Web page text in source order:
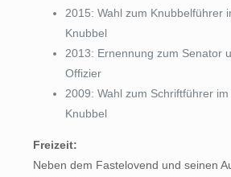
2015: Wahl zum Knubbelführer
Knubbel
2013: Ernennung zum Senator
Offizier
2009: Wahl zum Schriftführer im
Knubbel
Freizeit:
Neben dem Fastelovend und seinen